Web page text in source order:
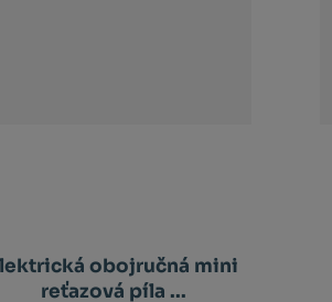
obojručná mini
reťazová píla ...